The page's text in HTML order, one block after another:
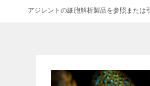
アジレントの細胞解析製品を参照または